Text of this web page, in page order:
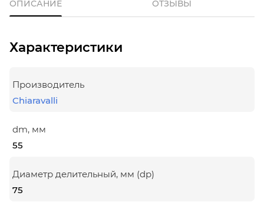
ОПИСАНИЕ ОТЗЫВЫ
Характеристики
Производитель
Chiaravalli
dm, мм
55
Диаметр делительный, мм (dp)
75